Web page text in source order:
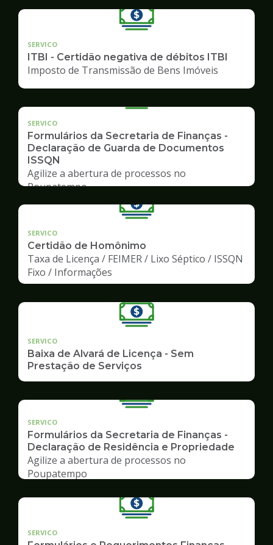
SERVICO
ITBI - Certidão negativa de débitos ITBI
Imposto de Transmissão de Bens Imóveis
SERVICO
Formulários da Secretaria de Finanças -
Declaração de Guarda de Documentos
ISSQN
Agilize a abertura de processos no
Poupatempo
SERVICO
Certidão de Homônimo
Taxa de Licença / FEIMER / Lixo Séptico / ISSQN
Fixo / Informações
SERVICO
Baixa de Alvará de Licença - Sem
Prestação de Serviços
SERVICO
Formulários da Secretaria de Finanças -
Declaração de Residência e Propriedade
Agilize a abertura de processos no
Poupatempo
SERVICO